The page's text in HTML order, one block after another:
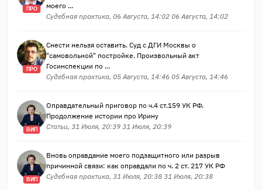
ПРО
моего ...
Судебная практика, 06 Августа, 14:02 06 Августа, 14:02
ПРО
Снести нельзя оставить. Суд с ДГИ Москвы о
"самовольной" постройке. Произвольный акт
Госинспекции по ...
Судебная практика, 05 Августа, 14:46 05 Августа, 14:46
ВИП
Оправдательный приговор по ч.4 ст.159 УК РФ.
Продолжение истории про Ирину
Статьи, 31 Июля, 20:39 31 Июля, 20:39
ВИП
Вновь оправдание моего подзащитного или разрыв
причинной связи: как оправдали по ч. 2 ст. 217 УК РФ
Судебная практика, 31 Июля, 20:38 31 Июля, 20:38